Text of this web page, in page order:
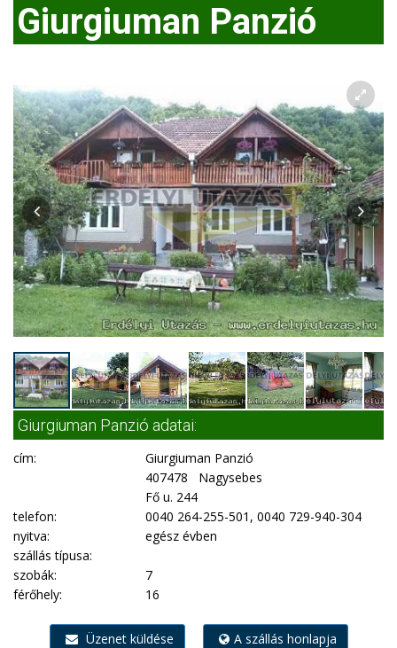
Romana
Giurgiuman Panzió
Giurgiuman Panzió adatai:
cím:
Giurgiuman Panzió
407478 Nagysebes
Fő u. 244
telefon:
0040 264-255-501, 0040 729-940-304
nyitva:
egész évben
szállás típusa:
szobák:
7
férőhely:
16
Üzenet küldése
A szállás honlapja